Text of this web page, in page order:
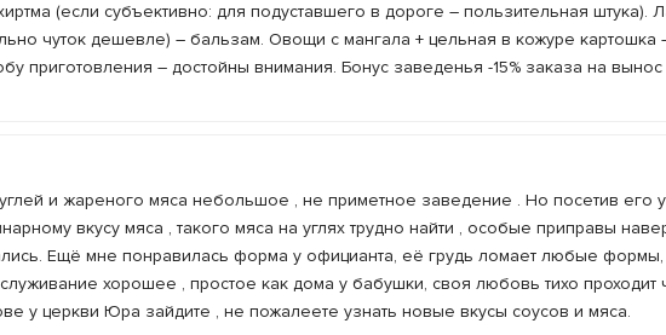
(если субъективно: для подуставшего в дороге – пользительная штука).
чуток дешевле) – бальзам. Овощи с мангала + цельная в кожуре картошка
приготовления – достойны внимания. Бонус заведенья -15% заказа на вынос
и жареного мяса небольшое , не приметное заведение . Но посетив его
вкусу мяса , такого мяса на углях трудно найти , особые приправы
Ещё мне понравилась форма у официанта, её грудь ломает любые
хорошее , простое как дома у бабушки, своя любовь тихо проходит
у церкви Юра зайдите , не пожалеете узнать новые вкусы соусов и мяса.